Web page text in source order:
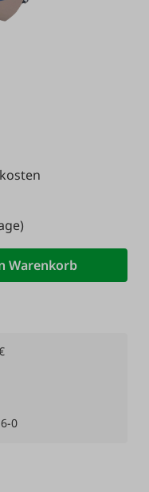
gewünschten
Warenkorb
0